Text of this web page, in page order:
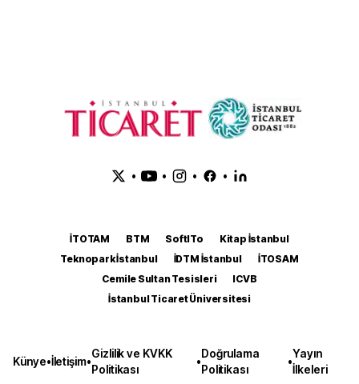
• • • •
İTOTAM BTM SoftITo
Kitap İstanbul
Teknopark İstanbul
İDTM İstanbul
İTOSAM
Cemile Sultan Tesisleri
ICVB
İstanbul Ticaret Üniversitesi
Künye•İletişim•
Gizlilik ve KVKK
Politikası
•
Doğrulama
Politikası
•
Yayın
İlkeleri